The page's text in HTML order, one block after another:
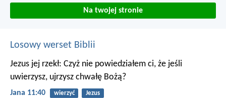
Na twojej stronie
Losowy werset Biblii
Jezus jej rzekł: Czyż nie powiedziałem ci, że jeśli
uwierzysz, ujrzysz chwałę Bożą?
Jana 11:40 wierzyć Jezus